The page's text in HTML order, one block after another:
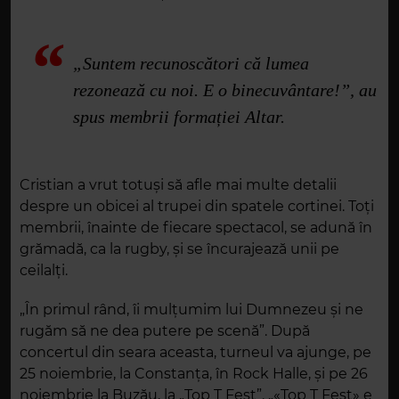
„Suntem recunoscători că lumea
rezonează cu noi. E o binecuvântare!”, au
spus membrii formației Altar.
Cristian a vrut totuși să afle mai multe detalii
despre un obicei al trupei din spatele cortinei. Toți
membrii, înainte de fiecare spectacol, se adună în
grămadă, ca la rugby, și se încurajează unii pe
ceilalți.
„În primul rând, îi mulțumim lui Dumnezeu și ne
rugăm să ne dea putere pe scenă”. După
concertul din seara aceasta, turneul va ajunge, pe
25 noiembrie, la Constanța, în Rock Halle, și pe 26
noiembrie la Buzău, la „Top T Fest”. „«Top T Fest» e